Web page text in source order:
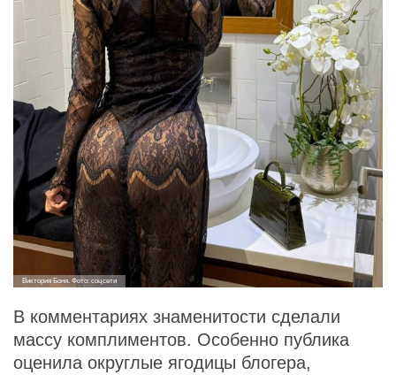
Виктория Боня. Фото: соцсети
В комментариях знаменитости сделали
массу комплиментов. Особенно публика
оценила округлые ягодицы блогера,